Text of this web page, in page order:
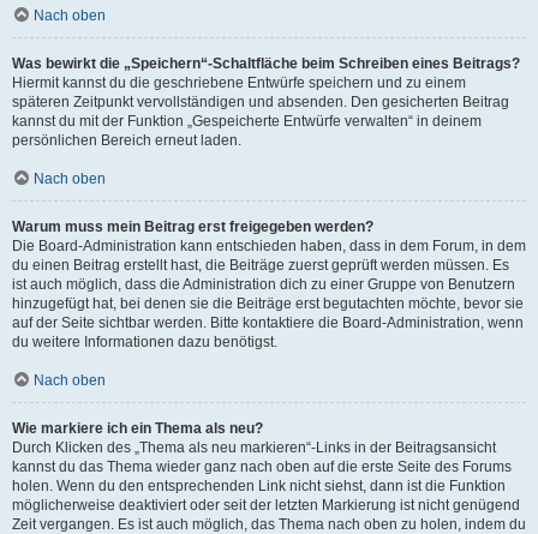
Nach oben
Was bewirkt die „Speichern“-Schaltfläche beim Schreiben eines Beitrags?
Hiermit kannst du die geschriebene Entwürfe speichern und zu einem
späteren Zeitpunkt vervollständigen und absenden. Den gesicherten Beitrag
kannst du mit der Funktion „Gespeicherte Entwürfe verwalten“ in deinem
persönlichen Bereich erneut laden.
Nach oben
Warum muss mein Beitrag erst freigegeben werden?
Die Board-Administration kann entschieden haben, dass in dem Forum, in dem
du einen Beitrag erstellt hast, die Beiträge zuerst geprüft werden müssen. Es
ist auch möglich, dass die Administration dich zu einer Gruppe von Benutzern
hinzugefügt hat, bei denen sie die Beiträge erst begutachten möchte, bevor sie
auf der Seite sichtbar werden. Bitte kontaktiere die Board-Administration, wenn
du weitere Informationen dazu benötigst.
Nach oben
Wie markiere ich ein Thema als neu?
Durch Klicken des „Thema als neu markieren“-Links in der Beitragsansicht
kannst du das Thema wieder ganz nach oben auf die erste Seite des Forums
holen. Wenn du den entsprechenden Link nicht siehst, dann ist die Funktion
möglicherweise deaktiviert oder seit der letzten Markierung ist nicht genügend
Zeit vergangen. Es ist auch möglich, das Thema nach oben zu holen, indem du